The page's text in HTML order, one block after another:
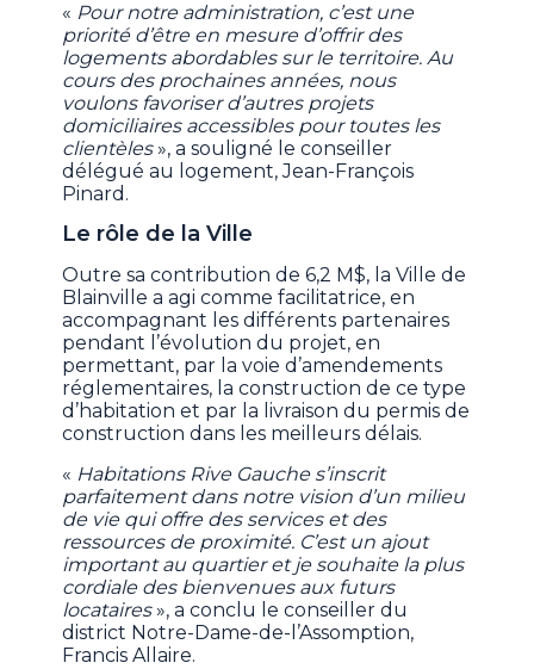
« Pour notre administration, c’est une
priorité d’être en mesure d’offrir des
logements abordables sur le territoire. Au
cours des prochaines années, nous
voulons favoriser d’autres projets
domiciliaires accessibles pour toutes les
clientèles», a souligné le conseiller
délégué au logement, Jean-François
Pinard.
Le rôle de la Ville
Outre sa contribution de 6,2 M$, la Ville de
Blainville a agi comme facilitatrice, en
accompagnant les différents partenaires
pendant l’évolution du projet, en
permettant, par la voie d’amendements
réglementaires, la construction de ce type
d’habitation et par la livraison du permis de
construction dans les meilleurs délais.
« Habitations Rive Gauche s’inscrit
parfaitement dans notre vision d’un milieu
de vie qui offre des services et des
ressources de proximité. C’est un ajout
important au quartier et je souhaite la plus
cordiale des bienvenues aux futurs
locataires», a conclu le conseiller du
district Notre-Dame-de-l’Assomption,
Francis Allaire.